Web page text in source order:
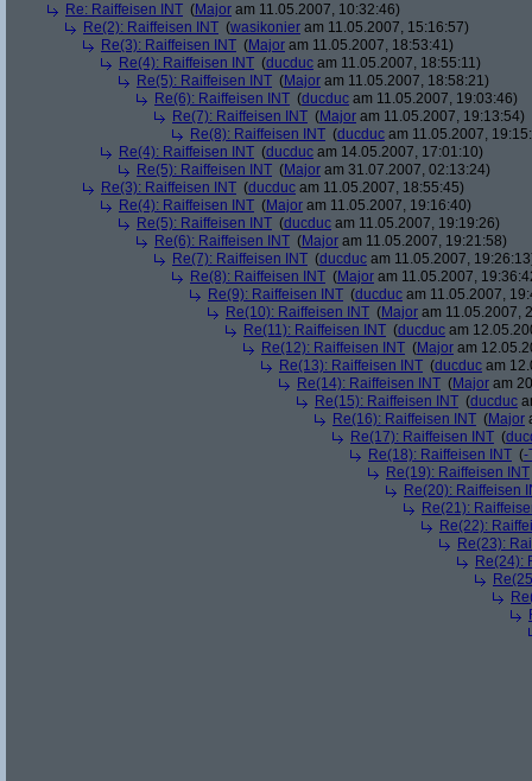
Re: Raiffeisen INT (Major am 11.05.2007, 10:32:46)
Re(2): Raiffeisen INT (wasikonier am 11.05.2007, 15:16:57)
Re(3): Raiffeisen INT (Major am 11.05.2007, 18:53:41)
Re(4): Raiffeisen INT (ducduc am 11.05.2007, 18:55:11)
Re(5): Raiffeisen INT (Major am 11.05.2007, 18:58:21)
Re(6): Raiffeisen INT (ducduc am 11.05.2007, 19:03:46)
Re(7): Raiffeisen INT (Major am 11.05.2007, 19:13:54)
Re(8): Raiffeisen INT (ducduc am 11.05.2007,
Re(4): Raiffeisen INT (ducduc am 14.05.2007, 17:01:10)
Re(5): Raiffeisen INT (Major am 31.07.2007, 02:13:24)
Re(3): Raiffeisen INT (ducduc am 11.05.2007, 18:55:45)
Re(4): Raiffeisen INT (Major am 11.05.2007, 19:16:40)
Re(5): Raiffeisen INT (ducduc am 11.05.2007, 19:19:26)
Re(6): Raiffeisen INT (Major am 11.05.2007, 19:21:58)
Re(7): Raiffeisen INT (ducduc am 11.05.2007,
Re(8): Raiffeisen INT (Major am 11.05.2007,
Re(9): Raiffeisen INT (ducduc am 11.05.2007,
Re(10): Raiffeisen INT (Major am 11.05.2007,
Re(11): Raiffeisen INT (ducduc am
Re(12): Raiffeisen INT (Major am
Re(13): Raiffeisen INT (ducduc am
Re(14): Raiffeisen INT (Major am
Re(15): Raiffeisen INT (ducduc
Re(16): Raiffeisen INT (Major
Re(17): Raiffeisen INT (
Re(18): Raiffeisen INT (-
Re(19): Raiffeisen INT
Re(20): Raiffeisen
Re(21):
Re(22):
Re(23):
Re(24):